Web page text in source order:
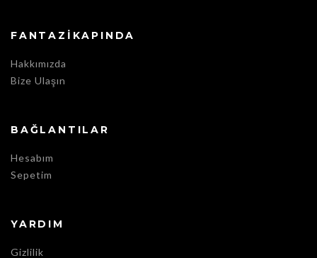
FANTAZIKAPINDA
Hakkımızda
Bize Ulaşın
BAĞLANTILAR
Hesabım
Sepetim
YARDIM
Gizlilik